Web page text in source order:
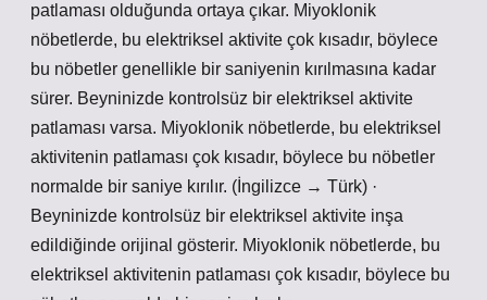
patlaması olduğunda ortaya çıkar. Miyoklonik
nöbetlerde, bu elektriksel aktivite çok kısadır, böylece
bu nöbetler genellikle bir saniyenin kırılmasına kadar
sürer. Beyninizde kontrolsüz bir elektriksel aktivite
patlaması varsa. Miyoklonik nöbetlerde, bu elektriksel
aktivitenin patlaması çok kısadır, böylece bu nöbetler
normalde bir saniye kırılır. (İngilizce → Türk) ·
Beyninizde kontrolsüz bir elektriksel aktivite inşa
edildiğinde orijinal gösterir. Miyoklonik nöbetlerde, bu
elektriksel aktivitenin patlaması çok kısadır, böylece bu